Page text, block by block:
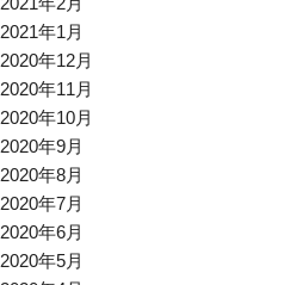
2021年1月
2020年12月
2020年11月
2020年10月
2020年9月
2020年8月
2020年7月
2020年6月
2020年5月